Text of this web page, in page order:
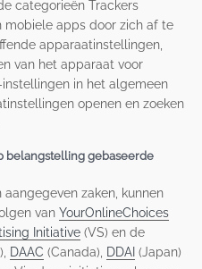
categorieën Trackers
mobiele apps door zich af te
apparaatinstellingen,
van het apparaat voor
in het algemeen
openen en zoeken
belangstelling gebaseerde
zaken, kunnen
van YourOnlineChoices
Initiative (VS) en de
DAAC (Canada), DDAI (Japan)